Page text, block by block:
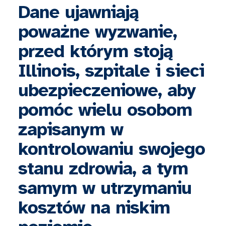
Dane ujawniają
poważne wyzwanie,
przed którym stoją
Illinois, szpitale i sieci
ubezpieczeniowe, aby
pomóc wielu osobom
zapisanym w
kontrolowaniu swojego
stanu zdrowia, a tym
samym w utrzymaniu
kosztów na niskim